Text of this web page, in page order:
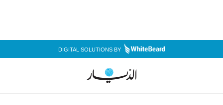
DIGITAL SOLUTIONS BY